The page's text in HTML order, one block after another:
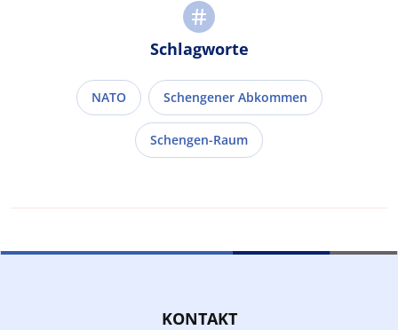
Schlagworte
NATO Schengener Abkommen
Schengen-Raum
KONTAKT